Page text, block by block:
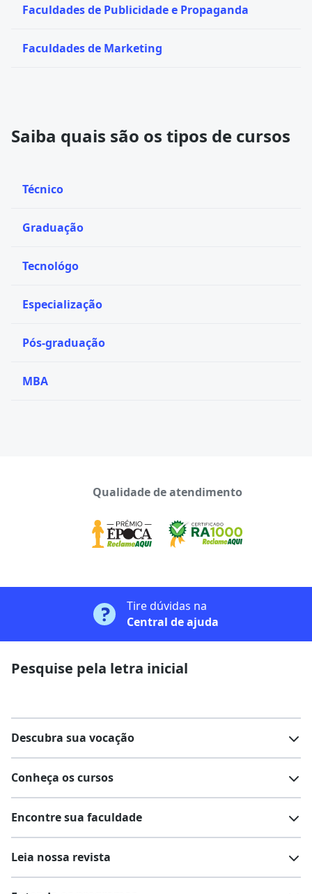
Faculdades de Publicidade e Propaganda
Faculdades de Marketing
Saiba quais são os tipos de cursos
Técnico
Graduação
Tecnológo
Especialização
Pós-graduação
MBA
Qualidade de atendimento
Tire dúvidas na
Central de ajuda
Pesquise pela letra inicial
Descubra sua vocação
Conheça os cursos
Encontre sua faculdade
Leia nossa revista